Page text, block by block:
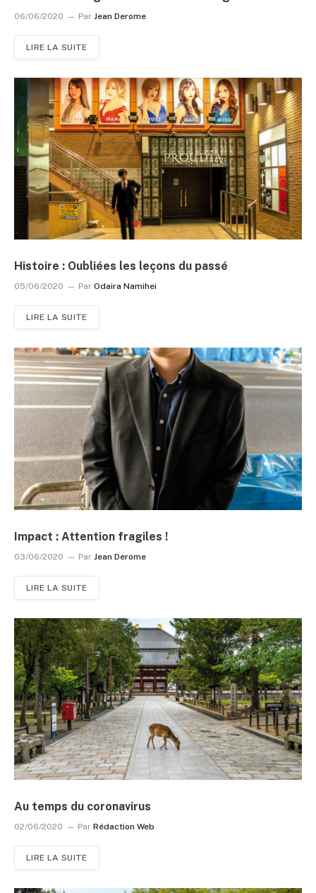
06/06/2020 Par Jean Derome
LIRE LA SUITE
Histoire : Oubliées les leçons du passé
05/06/2020 Par Odaira Namihei
LIRE LA SUITE
Impact : Attention fragiles !
03/06/2020 Par Jean Derome
LIRE LA SUITE
Au temps du coronavirus
02/06/2020 Par Rédaction Web
LIRE LA SUITE